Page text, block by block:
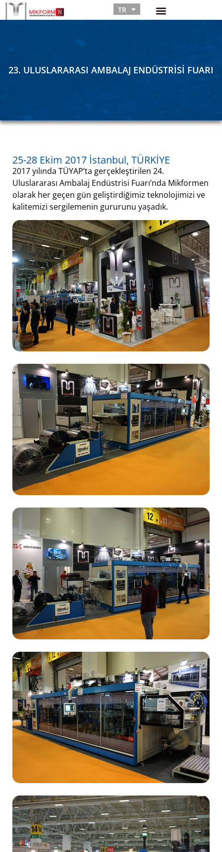
TR
RU
23. ULUSLARARASI AMBALAJ ENDÜSTRISI FUARI
25-28 Ekim 2017 İstanbul, TÜRKİYE
2017 yılında TÜYAP’ta gerçekleştirilen 24.
Uluslararası Ambalaj Endüstrisi Fuarı’nda Mikformen
olarak her geçen gün geliştirdiğimiz teknolojimizi ve
kalitemizi sergilemenin gururunu yaşadık.